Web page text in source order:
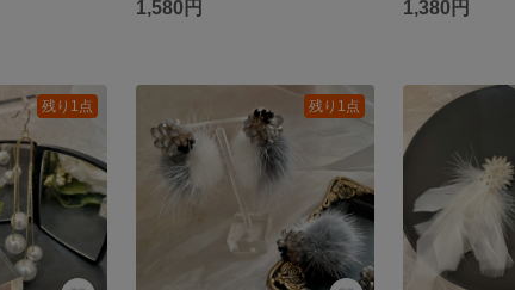
1,580円 1,380円
残り1点 残り1点